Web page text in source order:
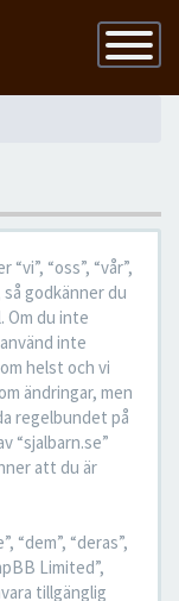
Slå
på
“oss”, “vår”,
godkänner du
Om du inte
inte
helst och vi
ändringar, men
regelbundet på
“sjalbarn.se”
att du är
“dem”, “deras”,
Limited”,
tillgänglig